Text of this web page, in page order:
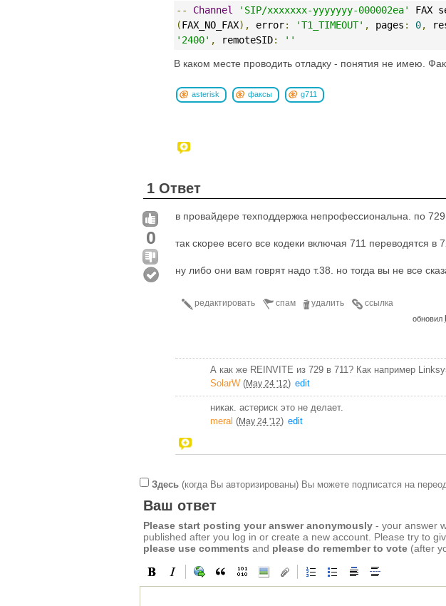
-- Channel 'SIP/xxxxxxx-yyyyyyy-000002ea' FAX
(FAX_NO_FAX), error: 'T1_TIMEOUT' , pages : 0,
'2400' , remoteSID: ''
В каком месте проводить отладку - понятия не имею.
asterisk факсы
g711
1 Ответ
0
в провайдере техподдержка непрофессиональна. по
так скорее всего все кодеки включая 711 переводятся в
ну либо они вам говрят надо т.38. но тогда вы не все
ссылка
удалить
спам
редактировать
обновил
А как же REINVITE из 729 в 711? Как например
SolarW (May 24 '12) edit
никак. астериск это не делает.
meral (May 24 '12) edit
Здесь (когда Вы авторизированы) Вы можете подписатся на
Ваш ответ
Please start posting your answer anonymously - your answer
published after you log in or create a new account. Please try to
please use comments and please do remember to vote (after